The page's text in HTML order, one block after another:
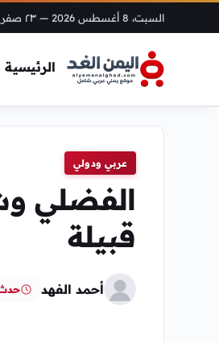
السبت، 8 أغسطس 2026 — ٢٣ صفر ١٤٤٨هـ
الرئيسية
عربي ودولي
الفضلي
قبيلة
أحمد الفهد